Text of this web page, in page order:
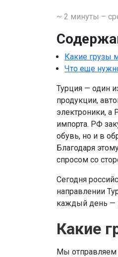
~ 2 минуты –
Какие грузы
Что еще
Турция — один
продукции,
электроники, а
импорта. РФ
обувь, но и в
Благодаря
спросом со
Сегодня
направлении
каждый день —
Какие
Мы отправляем